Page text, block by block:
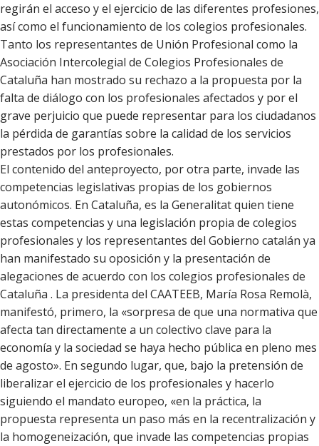
regirán el acceso y el ejercicio de las diferentes profesiones,
así como el funcionamiento de los colegios profesionales.
Tanto los representantes de Unión Profesional como la
Asociación Intercolegial de Colegios Profesionales de
Cataluña han mostrado su rechazo a la propuesta por la
falta de diálogo con los profesionales afectados y por el
grave perjuicio que puede representar para los ciudadanos
la pérdida de garantías sobre la calidad de los servicios
prestados por los profesionales.
El contenido del anteproyecto, por otra parte, invade las
competencias legislativas propias de los gobiernos
autonómicos. En Cataluña, es la Generalitat quien tiene
estas competencias y una legislación propia de colegios
profesionales y los representantes del Gobierno catalán ya
han manifestado su oposición y la presentación de
alegaciones de acuerdo con los colegios profesionales de
Cataluña . La presidenta del CAATEEB, María Rosa Remolà,
manifestó, primero, la «sorpresa de que una normativa que
afecta tan directamente a un colectivo clave para la
economía y la sociedad se haya hecho pública en pleno mes
de agosto». En segundo lugar, que, bajo la pretensión de
liberalizar el ejercicio de los profesionales y hacerlo
siguiendo el mandato europeo, «en la práctica, la
propuesta representa un paso más en la recentralización y
la homogeneización, que invade las competencias propias